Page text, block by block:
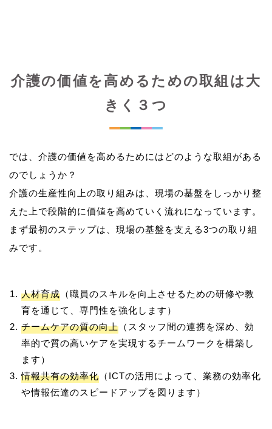
介護の価値を高めるための取組は大
きく３つ
では、介護の価値を高めるためにはどのような取組がある
のでしょうか？
介護の生産性向上の取り組みは、現場の基盤をしっかり整
えた上で段階的に価値を高めていく流れになっています。
まず最初のステップは、現場の基盤を支える3つの取り組
人材育成 （職員のスキルを向上させるための研修や教
育を通じて、専門性を強化します）
チームケアの質の向上 （スタッフ間の連携を深め、効
率的で質の高いケアを実現するチームワークを構築し
ます）
情報共有の効率化 （ICTの活用によって、業務の効率化
や情報伝達のスピードアップを図ります）